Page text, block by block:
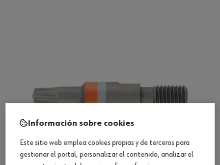
Información sobre cookies
Este sitio web emplea cookies propias y de terceros para
gestionar el portal, personalizar el contenido, analizar el